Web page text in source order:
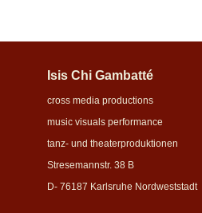
Isis Chi Gambatté
cross media productions
music visuals performance
tanz- und theaterproduktionen
Stresemannstr. 38 B
D- 76187 Karlsruhe Nordweststadt